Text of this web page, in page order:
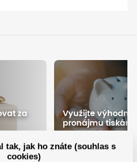
za
Využijte
pronájmu
tak, jak ho znáte (souhlas s
cookies)